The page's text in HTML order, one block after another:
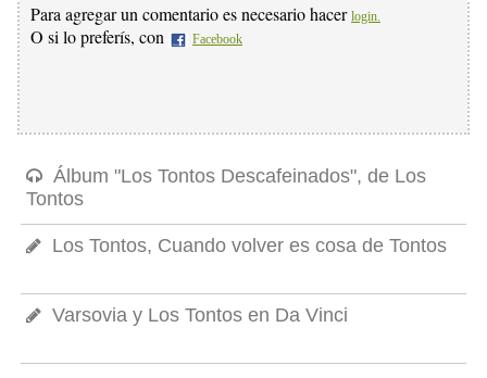
Para agregar un comentario es necesario hacer login.
O si lo preferís, con Facebook
Álbum "Los Tontos Descafeinados", de Los
Tontos
Los Tontos, Cuando volver es cosa de Tontos
Varsovia y Los Tontos en Da Vinci